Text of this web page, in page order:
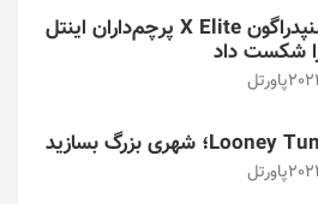
تراشه اسنپدراگون X Elite پرچم‌داران اینتل
پاورتل
پاورتل